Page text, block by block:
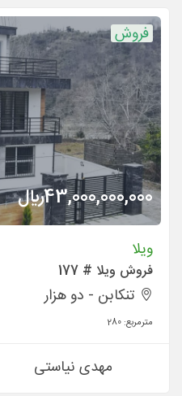
فروش
43,000,000,000ريال
ویلا
فروش ویلا # 177
تنکابن - دو هزار
مترمربع: 280
مهدی نیاستی